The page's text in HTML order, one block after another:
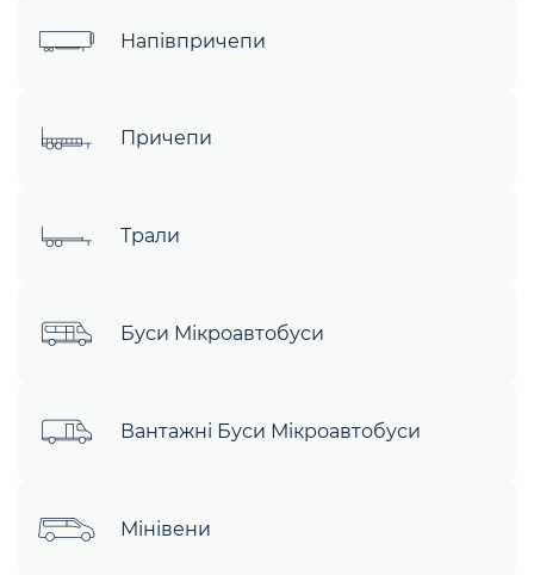
Напівпричепи
Причепи
Трали
Буси Мікроавтобуси
Вантажні Буси Мікроавтобуси
Мінівени